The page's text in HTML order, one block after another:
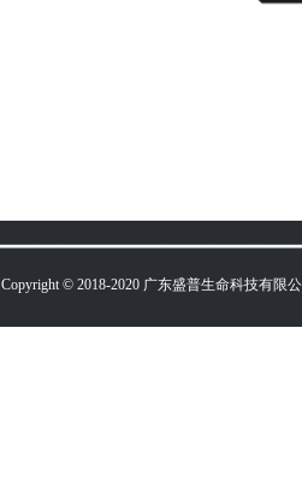
Copyright © 2018-2020 广东盛普生命科技有限